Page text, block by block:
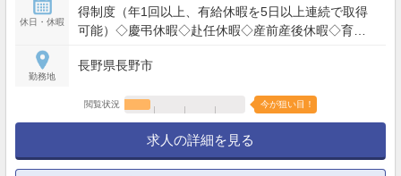
休日・休暇
得制度（年1回以上、有給休暇を5日以上連続で取得
可能）◇慶弔休暇◇赴任休暇◇産前産後休暇◇育児
勤務地
長野県長野市
閲覧状況 今が狙い目！
求人の詳細を見る